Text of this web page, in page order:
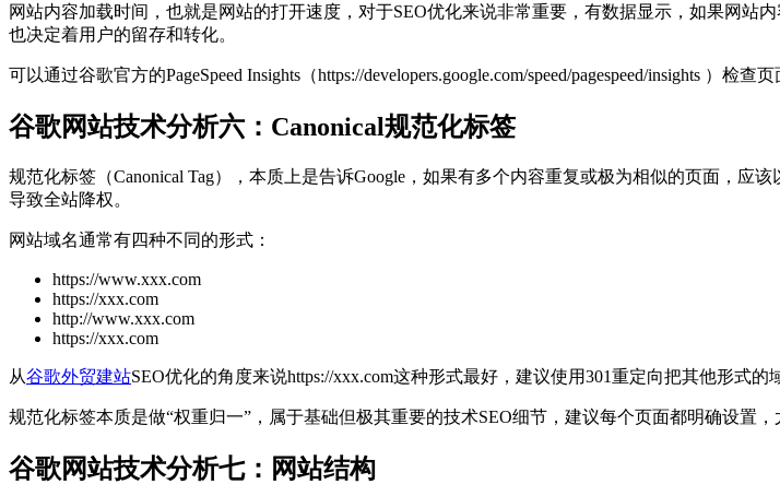
网站内容加载时间，也就是网站的打开速度，对于SEO优化来说非常重要，有数据显示，如果网站
也决定着用户的留存和转化。
可以通过谷歌官方的PageSpeed Insights（https://developers.google.com/speed/pagespeed/insights ）
谷歌网站技术分析六：Canonical规范化标签
规范化标签（Canonical Tag），本质上是告诉Google，如果有多个内容重复或极为相似的页面，应
导致全站降权。
网站域名通常有四种不同的形式：
https://www.xxx.com
https://xxx.com
http://www.xxx.com
https://xxx.com
从谷歌外贸建站SEO优化的角度来说https://xxx.com这种形式最好，建议使用301重定向把其他形式
规范化标签本质是做“权重归一”，属于基础但极其重要的技术SEO细节，建议每个页面都明确设置
谷歌网站技术分析七：网站结构